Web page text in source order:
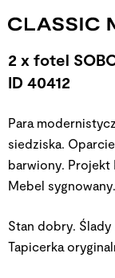
2 x fotel
ID 40412
Para
siedziska.
barwiony.
Mebel sygnowany.
Stan dobry.
Tapicerka